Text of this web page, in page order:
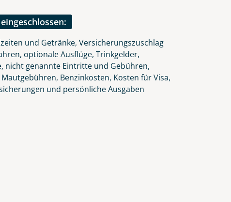
und Getränke, Versicherungszuschlag
optionale Ausflüge, Trinkgelder,
nicht genannte Eintritte und Gebühren,
Mautgebühren, Benzinkosten, Kosten für Visa,
und persönliche Ausgaben